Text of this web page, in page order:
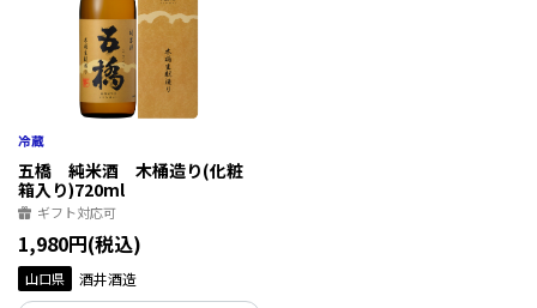
五橋 純米酒 木桶造り(化粧
箱入り)720ml
ギフト対応可
1,980円(税込)
山口県 酒井酒造